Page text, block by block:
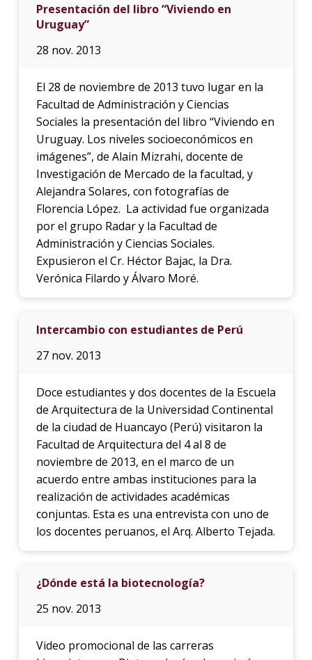
Presentación del libro “Viviendo en
Uruguay”
28 nov. 2013
El 28 de noviembre de 2013 tuvo lugar en la
Facultad de Administración y Ciencias
Sociales la presentación del libro “Viviendo en
Uruguay. Los niveles socioeconómicos en
imágenes”, de Alain Mizrahi, docente de
Investigación de Mercado de la facultad, y
Alejandra Solares, con fotografías de
Florencia López. La actividad fue organizada
por el grupo Radar y la Facultad de
Administración y Ciencias Sociales.
Expusieron el Cr. Héctor Bajac, la Dra.
Verónica Filardo y Álvaro Moré.
Intercambio con estudiantes de Perú
27 nov. 2013
Doce estudiantes y dos docentes de la Escuela
de Arquitectura de la Universidad Continental
de la ciudad de Huancayo (Perú) visitaron la
Facultad de Arquitectura del 4 al 8 de
noviembre de 2013, en el marco de un
acuerdo entre ambas instituciones para la
realización de actividades académicas
conjuntas. Esta es una entrevista con uno de
los docentes peruanos, el Arq. Alberto Tejada.
¿Dónde está la biotecnología?
25 nov. 2013
Video promocional de las carreras